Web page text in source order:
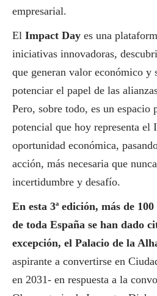
empresarial.
El Impact Day es una
iniciativas innovadoras,
que generan valor económico y
potenciar el papel de las
Pero, sobre todo, es un espacio
potencial que hoy representa el
oportunidad económica,
acción, más necesaria que
incertidumbre y desafío.
En esta 3ª edición, más de
de toda España se han dado
excepción, el Palacio de la
aspirante a convertirse en
en 2031- en respuesta a la